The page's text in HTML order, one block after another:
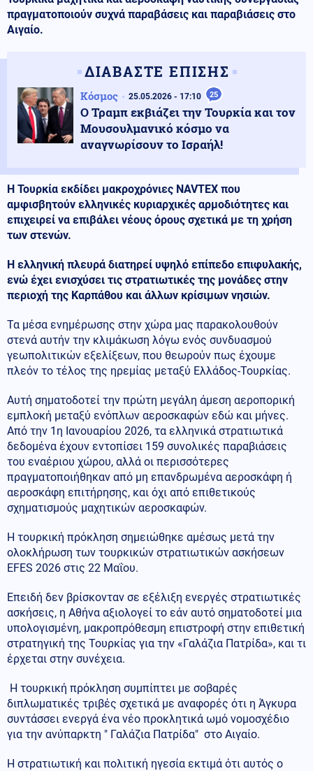
πραγματοποιούν συχνά παραβάσεις και παραβιάσεις στο
Αιγαίο.
ΔΙΑΒΑΣΤΕ ΕΠΙΣΗΣ
Κόσμος 25.05.2026 - 17:10 25
Ο Τραμπ εκβιάζει την Τουρκία και τον
Μουσουλμανικό κόσμο να
αναγνωρίσουν το Ισραήλ!
Η Τουρκία εκδίδει μακροχρόνιες NAVTEX που
αμφισβητούν ελληνικές κυριαρχικές αρμοδιότητες και
επιχειρεί να επιβάλει νέους όρους σχετικά με τη χρήση
των στενών.
Η ελληνική πλευρά διατηρεί υψηλό επίπεδο επιφυλακής,
ενώ έχει ενισχύσει τις στρατιωτικές της μονάδες στην
περιοχή της Καρπάθου και άλλων κρίσιμων νησιών.
Τα μέσα ενημέρωσης στην χώρα μας παρακολουθούν
στενά αυτήν την κλιμάκωση λόγω ενός συνδυασμού
γεωπολιτικών εξελίξεων, που θεωρούν πως έχουμε
πλεόν το τέλος της ηρεμίας μεταξύ Ελλάδος-Τουρκίας.
Αυτή σηματοδοτεί την πρώτη μεγάλη άμεση αεροπορική
εμπλοκή μεταξύ ενόπλων αεροσκαφών εδώ και μήνες.
Από την 1η Ιανουαρίου 2026, τα ελληνικά στρατιωτικά
δεδομένα έχουν εντοπίσει 159 συνολικές παραβιάσεις
του εναέριου χώρου, αλλά οι περισσότερες
πραγματοποιήθηκαν από μη επανδρωμένα αεροσκάφη ή
αεροσκάφη επιτήρησης, και όχι από επιθετικούς
σχηματισμούς μαχητικών αεροσκαφών.
Η τουρκική πρόκληση σημειώθηκε αμέσως μετά την
ολοκλήρωση των τουρκικών στρατιωτικών ασκήσεων
EFES 2026 στις 22 Μαΐου.
Επειδή δεν βρίσκονταν σε εξέλιξη ενεργές στρατιωτικές
ασκήσεις, η Αθήνα αξιολογεί το εάν αυτό σηματοδοτεί μια
υπολογισμένη, μακροπρόθεσμη επιστροφή στην επιθετική
στρατηγική της Τουρκίας για την «Γαλάζια Πατρίδα», και τι
έρχεται στην συνέχεια.
Η τουρκική πρόκληση συμπίπτει με σοβαρές
διπλωματικές τριβές σχετικά με αναφορές ότι η Άγκυρα
συντάσσει ενεργά ένα νέο προκλητικά ωμό νομοσχέδιο
για την ανύπαρκτη " Γαλάζια Πατρίδα" στο Αιγαίο.
Η στρατιωτική και πολιτική ηγεσία εκτιμά ότι αυτός ο